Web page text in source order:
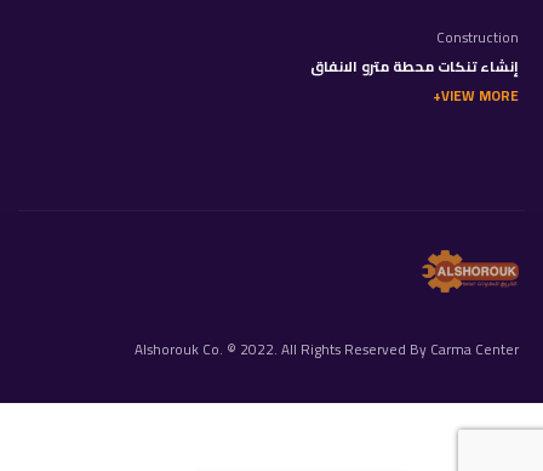
Construction
إنشاء تنكات محطة مترو الانفاق
VIEW MORE
Alshorouk Co. © 2022. All Rights Reserved By Carma Center